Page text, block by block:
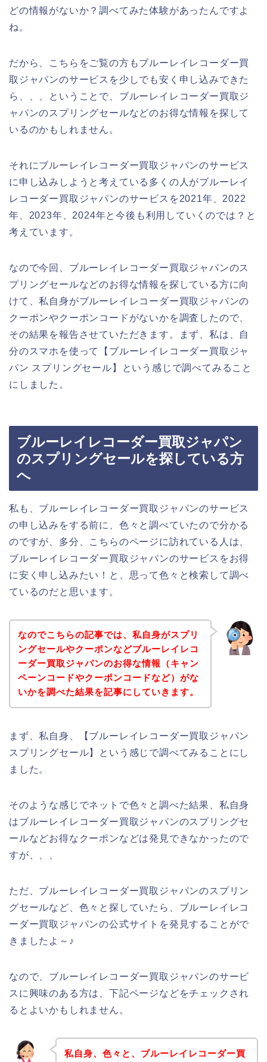
どの情報がないか？調べてみた体験があったんですよ
ね。
だから、こちらをご覧の方もブルーレイレコーダー買
取ジャパンのサービスを少しでも安く申し込みできた
ら、、、ということで、ブルーレイレコーダー買取ジ
ャパンのスプリングセールなどのお得な情報を探して
いるのかもしれません。
それにブルーレイレコーダー買取ジャパンのサービス
に申し込みしようと考えている多くの人がブルーレイ
レコーダー買取ジャパンのサービスを2021年、2022
年、2023年、2024年と今後も利用していくのでは？と
考えています。
なので今回、ブルーレイレコーダー買取ジャパンのス
プリングセールなどのお得な情報を探している方に向
けて、私自身がブルーレイレコーダー買取ジャパンの
クーポンやクーポンコードがないかを調査したので、
その結果を報告させていただきます。まず、私は、自
分のスマホを使って【ブルーレイレコーダー買取ジャ
パン スプリングセール】という感じで調べてみること
にしました。
ブルーレイレコーダー買取ジャパン
のスプリングセールを探している方
へ
私も、ブルーレイレコーダー買取ジャパンのサービス
の申し込みをする前に、色々と調べていたので分かる
のですが、多分、こちらのページに訪れている人は、
ブルーレイレコーダー買取ジャパンのサービスをお得
に安く申し込みたい！と、思って色々と検索して調べ
ているのだと思います。
なのでこちらの記事では、私自身がスプリ
ングセールやクーポンなどブルーレイレコ
ーダー買取ジャパンのお得な情報（キャン
ペーンコードやクーポンコードなど）がな
いかを調べた結果を記事にしていきます。
まず、私自身、【ブルーレイレコーダー買取ジャパン
スプリングセール】という感じで調べてみることにし
ました。
そのような感じでネットで色々と調べた結果、私自身
はブルーレイレコーダー買取ジャパンのスプリングセ
ールなどお得なクーポンなどは発見できなかったので
すが、、、
ただ、ブルーレイレコーダー買取ジャパンのスプリン
グセールなど、色々と探していたら、ブルーレイレコ
ーダー買取ジャパンの公式サイトを発見することがで
きましたよ～♪
なので、ブルーレイレコーダー買取ジャパンのサービ
スに興味のある方は、下記ページなどをチェックされ
るとよいかもしれません。
私自身、色々と、ブルーレイレコーダー買